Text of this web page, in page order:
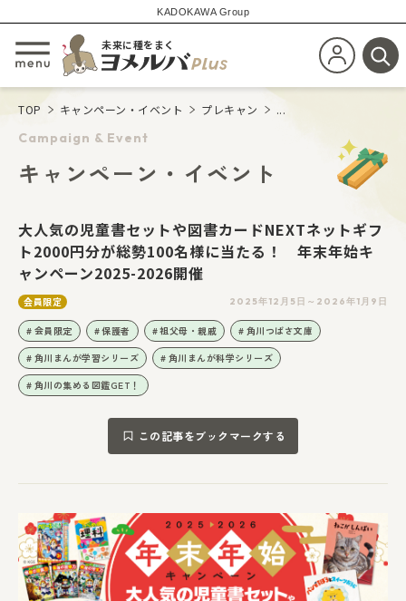
KADOKAWA Group
メニューを開閉する
未来に種をまく
新規会員登
検
TOP キャンペーン・イベント プレキャン ...
Campaign & Event
キャンペーン・イベント
大人気の児童書セットや図書カードNEXTネットギフ
ト2000円分が総勢100名様に当たる！ 年末年始キ
ャンペーン2025-2026開催
会員限定 2025年12月5日～2026年1月9日
会員限定 保護者 祖父母・親戚
角川つばさ文庫
角川まんが学習シリーズ
角川まんが科学シリーズ
角川の集める図鑑GET！
この記事をブックマークする